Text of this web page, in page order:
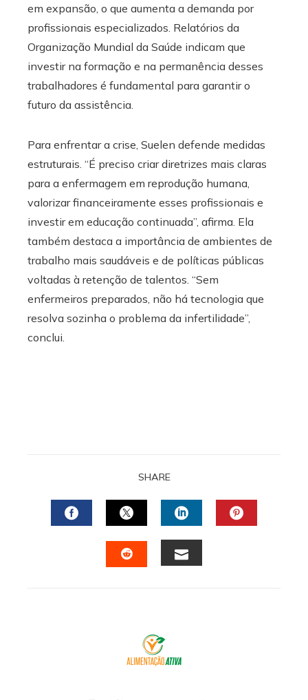
em expansão, o que aumenta a demanda por
profissionais especializados. Relatórios da
Organização Mundial da Saúde indicam que
investir na formação e na permanência desses
trabalhadores é fundamental para garantir o
futuro da assistência.
Para enfrentar a crise, Suelen defende medidas
estruturais. “É preciso criar diretrizes mais claras
para a enfermagem em reprodução humana,
valorizar financeiramente esses profissionais e
investir em educação continuada”, afirma. Ela
também destaca a importância de ambientes de
trabalho mais saudáveis e de políticas públicas
voltadas à retenção de talentos. “Sem
enfermeiros preparados, não há tecnologia que
resolva sozinha o problema da infertilidade”,
conclui.
SHARE
FACEBOOKTWITTERLINKEDIN